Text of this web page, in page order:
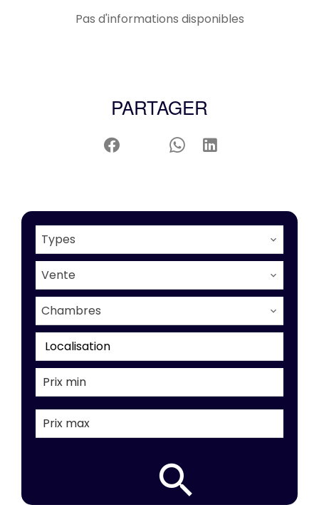
Pas d'informations disponibles
PARTAGER
Types
Vente
Chambres
Localisation